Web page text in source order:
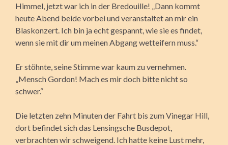
Himmel, jetzt war ich in der Bredouille! „Dann kommt
heute Abend beide vorbei und veranstaltet an mir ein
Blaskonzert. Ich bin ja echt gespannt, wie sie es findet,
wenn sie mit dir um meinen Abgang wetteifern muss.“
Er stöhnte, seine Stimme war kaum zu vernehmen.
„Mensch Gordon! Mach es mir doch bitte nicht so
schwer.“
Die letzten zehn Minuten der Fahrt bis zum Vinegar Hill,
dort befindet sich das Lensingsche Busdepot,
verbrachten wir schweigend. Ich hatte keine Lust mehr,